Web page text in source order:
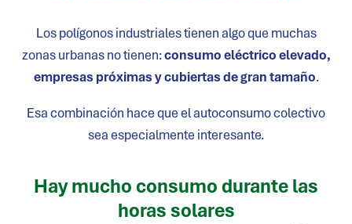
Los polígonos industriales tienen algo que muchas
zonas urbanas no tienen:consumo eléctrico elevado,
empresas próximas y cubiertas de gran tamaño.
Esa combinación hace que el autoconsumo colectivo
sea especialmente interesante.
Hay mucho consumo durante las
horas solares